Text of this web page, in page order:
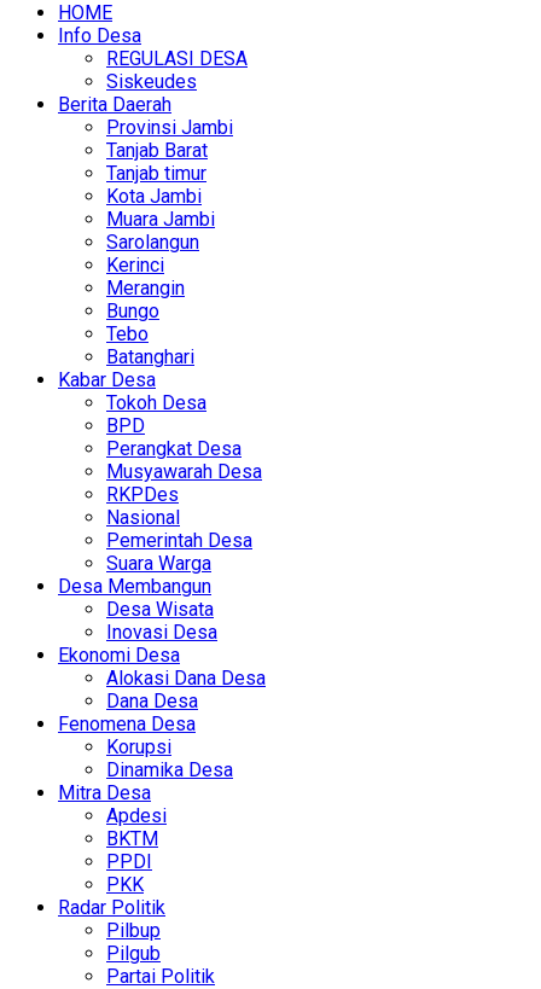
HOME
Info Desa
REGULASI DESA
Siskeudes
Berita Daerah
Provinsi Jambi
Tanjab Barat
Tanjab timur
Kota Jambi
Muara Jambi
Sarolangun
Kerinci
Merangin
Bungo
Tebo
Batanghari
Kabar Desa
Tokoh Desa
BPD
Perangkat Desa
Musyawarah Desa
RKPDes
Nasional
Pemerintah Desa
Suara Warga
Desa Membangun
Desa Wisata
Inovasi Desa
Ekonomi Desa
Alokasi Dana Desa
Dana Desa
Fenomena Desa
Korupsi
Dinamika Desa
Mitra Desa
Apdesi
BKTM
PPDI
PKK
Radar Politik
Pilbup
Pilgub
Partai Politik